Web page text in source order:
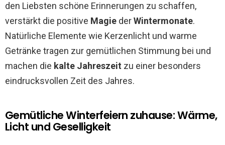
den Liebsten schöne Erinnerungen zu schaffen,
verstärkt die positive Magie derWintermonate.
Natürliche Elemente wie Kerzenlicht und warme
Getränke tragen zur gemütlichen Stimmung bei und
machen die kalte Jahreszeit zu einer besonders
eindrucksvollen Zeit des Jahres.
Gemütliche Winterfeiern zuhause: Wärme,
Licht und Geselligkeit